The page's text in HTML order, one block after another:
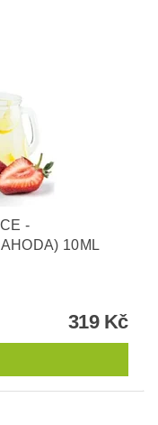
-
10ML
319 Kč